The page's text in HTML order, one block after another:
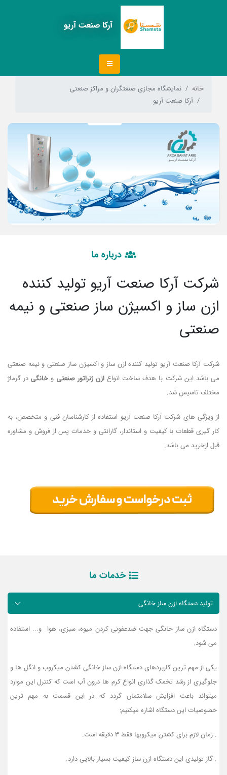
آرکا صنعت آریو
خانه
نمایشگاه مجازی صنعتگران و مراکز صنعتی
آرکا صنعت آریو
Previous
Next
درباره ما
شرکت آرکا صنعت آریو تولید کننده
ازن ساز و اکسیژن ساز صنعتی و نیمه
صنعتی
شرکت آرکا صنعت آریو تولید کننده ازن ساز و اکسیژن ساز صنعتی و نیمه صنعتی
می باشد این شرکت با هدف ساخت انواعازن ژنراتور صنعتی و خانگیدر گرماژ
مختلف تاسیس شد.
از ویژگی های شرکت آرکا صنعت آریو استفاده از کارشناسان فنی و متخصص، به
کار گیری قطعات با کیفیت و استاندار، گارانتی و خدمات پس از فروش و مشاوره
قبل ازخرید می باشد.
خدمات ما
تولید دستگاه ازن ساز خانگی
دستگاه ازن ساز خانگی جهت ضدعفونی کردن میوه، سبزی، هوا و... استفاده
می شود.
یکی از مهم ترین کاربردهای دستگاه ازن ساز خانگی کشتن میکروب و انگل ها و
جلوگیری از رشد تخمک گذاری انواع کرم ها درون آب است که کنترل این موارد
میتواند باعث افزایش سلامتمان گردد که در این قسمت به مهم ترین
خصوصیات این دستگاه اشاره میکنیم:
. زمان لازم برای کشتن میکروبها فقط 3 دقیقه است.
. گاز تولیدی این دستگاه ازن ساز کیفیت بسیار بالایی دارد.